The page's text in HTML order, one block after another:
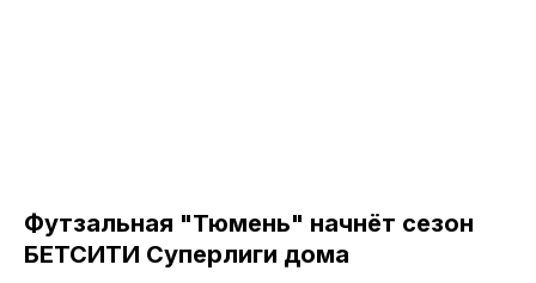
Футзальная "Тюмень" начнёт сезон
БЕТСИТИ Суперлиги дома